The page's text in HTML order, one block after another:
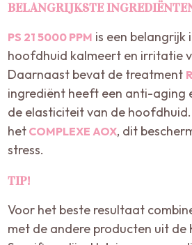
BELANGRIJKSTE
PS 21 5000 PPM is een
hoofdhuid kalmeert en irritatie
Daarnaast bevat de treatment
ingrediënt heeft een anti-aging
de elasticiteit van de
het COMPLEXE AOX, dit
stress.
TIP!
Voor het beste resultaat
met de andere producten uit de